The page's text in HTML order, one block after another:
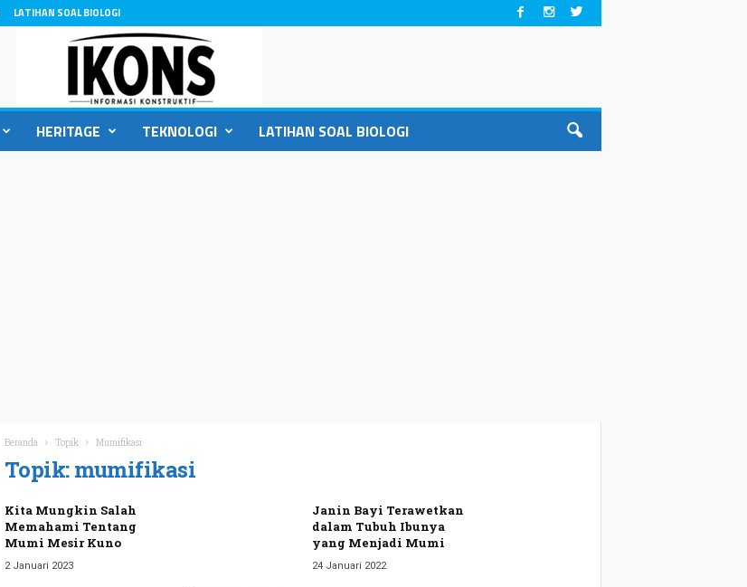
LATIHAN SOAL BIOLOGI
HERITAGE TEKNOLOGI LATIHAN SOAL BIOLOGI
Beranda Topik Mumifikasi
Topik: mumifikasi
Kita Mungkin Salah
Memahami Tentang
Mumi Mesir Kuno
2 Januari 2023
Janin Bayi Terawetkan
dalam Tubuh Ibunya
yang Menjadi Mumi
24 Januari 2022